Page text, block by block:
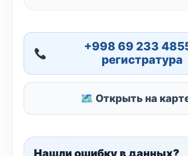
+998 69 233
регистратура
🗺 Открыть на
Нашли ошибку в данных?